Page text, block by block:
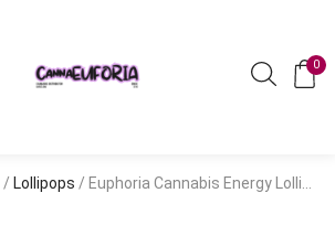
0
/ Lollipops / Euphoria Cannabis Energy Lollipops (Caja 10 pcs)